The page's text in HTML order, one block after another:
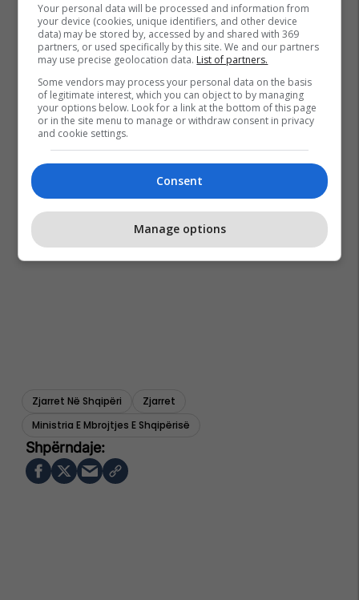
Zjarret Në Shqipëri
Zjarret
Ministria E Mbrojtjes E Shqipërisë
Your personal data will be processed and information from
your device (cookies, unique identifiers, and other device
data) may be stored by, accessed by and shared with 369
partners, or used specifically by this site. We and our partners
may use precise geolocation data. List of partners.
Some vendors may process your personal data on the basis
of legitimate interest, which you can object to by managing
your options below. Look for a link at the bottom of this page
or in the site menu to manage or withdraw consent in privacy
and cookie settings.
Consent
Manage options